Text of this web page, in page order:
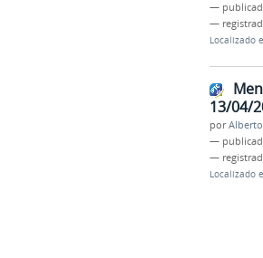
—
—
Localizado
13/04/
por
—
—
Localizado